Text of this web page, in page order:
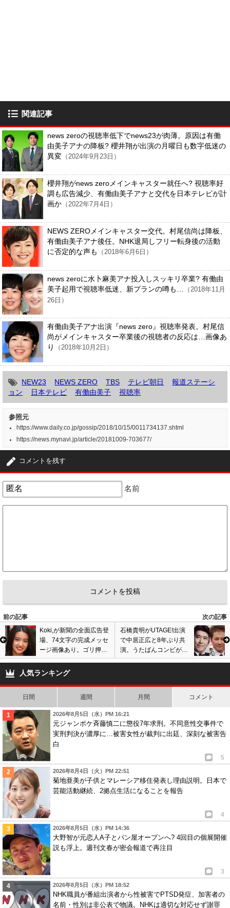
関連記事
news zeroの視聴率低下でnews23が肉薄。原因は有働
由美子アナの降板? 櫻井翔が出演の月曜日も数字低迷の
異変 （2024年9月23日）
櫻井翔がnews zeroメインキャスター就任へ? 視聴率好
調も広告減少、有働由美子アナと交代を日本テレビが計
画か （2022年7月4日）
NEWS ZEROメインキャスター交代。村尾信尚は降板、
有働由美子アナ後任。NHK退局しフリー転身後の活動
に否定的な声も
（2018年6月6日）
news zeroに水卜麻美アナ投入しスッキリ卒業? 有働由
美子起用で視聴率低迷、新プランの噂も…
（2018年11月
26日）
有働由美子アナ出演『news zero』視聴率発表。村尾信
尚がメインキャスター卒業後の視聴者の反応は…画像あ
り
（2018年10月2日）
NEW23 NEWS ZERO TBS テレビ朝日
報道ステーシ
ョン
日本テレビ 有働由美子 視聴率
参照元
https://www.daily.co.jp/gossip/2018/10/15/0011734137.shtml
https://news.mynavi.jp/article/20181009-703677/
コメントを残す
名前
前の記事
次の記事
Koki,が新聞の全面広告登
場、74文字の完成メッセ
ージ画像あり。ゴリ押し
起用に批判殺到、露出増
が逆効果に?
石橋貴明がUTAGE!出演
で中居正広と8年ぶり共
演。うたばんコンビが11
月7日放送3時間SPで復
人気ランキング
日間 週間 月間 コメント
2026年8月5日（水）PM 16:21
元ジャンポケ斉藤慎二に懲役7年求刑。不同意性交事件で
実刑判決が濃厚に…被害女性が裁判に出廷、深刻な被害告
白
5
2026年8月4日（火）PM 22:51
菊地亜美が子供とマレーシア移住発表し理由説明。日本で
芸能活動継続、2拠点生活になることを報告
4
2026年8月5日（水）PM 14:36
大野智が元恋人A子とパン屋オープンへ? 4回目の個展開催
説も浮上。週刊文春が密会報道で再注目
3
2026年8月5日（水）PM 18:52
NHK職員が番組出演者から性被害でPTSD発症、加害者の
名前・性別は非公表で物議。NHKは適切な対応せず謝罪